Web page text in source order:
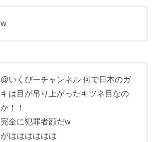
w
@いくぴーチャンネル 何で日本のガ
キは目が吊り上がったキツネ目なの
か！！
完全に犯罪者顔だw
がはははははは